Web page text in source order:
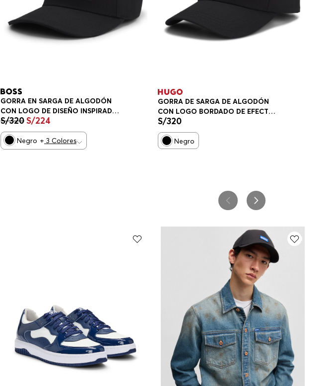
GORRA EN SARGA DE ALGODÓN
CON LOGO DE DISEÑO INSPIRADO
EN EL TENIS GORRA HOMBRE
S/320S/224
Negro + 3 Colores
GORRA DE SARGA DE ALGODÓN
CON LOGO BORDADO DE EFECTO
METALIZADO GORRA HOMBRE
S/320
Negro